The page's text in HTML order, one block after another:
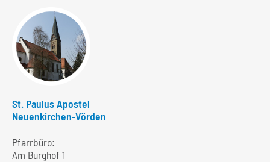
St. Paulus Apostel
Neuenkirchen-Vörden
Pfarrbüro:
Am Burghof 1